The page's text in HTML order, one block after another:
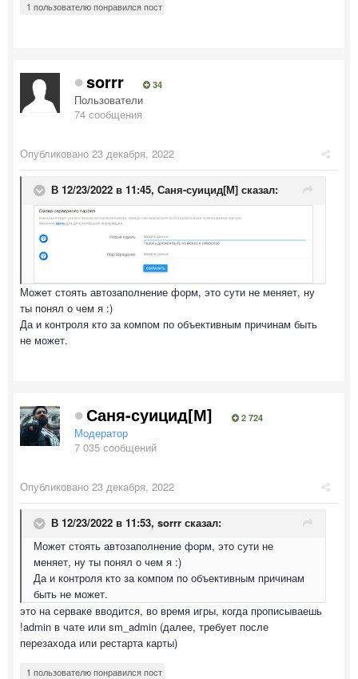
1 пользователю понравился пост
sorrr 34
Пользователи
74 сообщения
Опубликовано 23 декабря, 2022
В 12/23/2022 в 11:45, Саня-суицид[М] сказал:
Может стоять автозаполнение форм, это сути не меняет, ну
ты понял о чем я :)
Да и контроля кто за компом по объективным причинам быть
не может.
Саня-суицид[М] 2 724
Модератор
7 035 сообщений
Опубликовано 23 декабря, 2022
В 12/23/2022 в 11:53, sorrr сказал:
Может стоять автозаполнение форм, это сути не
меняет, ну ты понял о чем я :)
Да и контроля кто за компом по объективным причинам
быть не может.
это на серваке вводится, во время игры, когда прописываешь
!admin в чате или sm_admin (далее, требует после
перезахода или рестарта карты)
1 пользователю понравился пост